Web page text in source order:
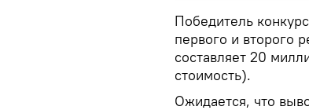
Победитель
первого и второго
составляет 20
стоимость).
Ожидается, что